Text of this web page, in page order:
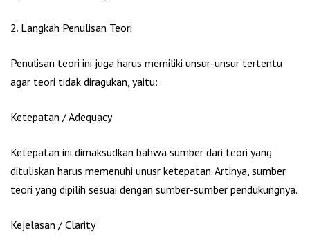
2. Langkah Penulisan Teori
Penulisan teori ini juga harus memiliki unsur-unsur tertentu
agar teori tidak diragukan, yaitu:
Ketepatan / Adequacy
Ketepatan ini dimaksudkan bahwa sumber dari teori yang
dituliskan harus memenuhi unusr ketepatan. Artinya, sumber
teori yang dipilih sesuai dengan sumber-sumber pendukungnya.
Kejelasan / Clarity